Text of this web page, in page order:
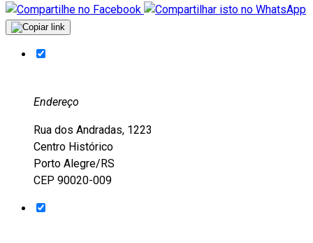
Endereço
Rua dos Andradas, 1223
Centro Histórico
Porto Alegre/RS
CEP 90020-009